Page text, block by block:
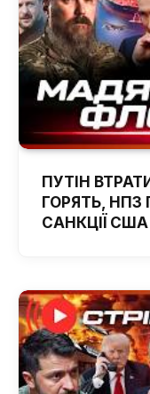
ПУТІН
ГОРЯТЬ, НПЗ
САНКЦІЇ